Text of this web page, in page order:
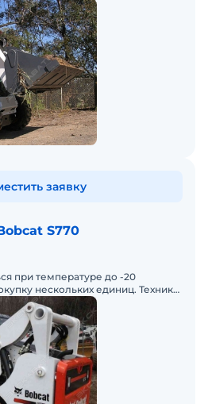
S770
при температуре до -20
нескольких единиц. Техника
пакет документов для ТС.
заявку